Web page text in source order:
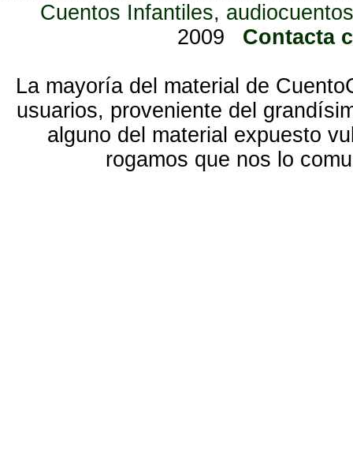
Cuentos Infantiles,
2009
Contacta
La mayoría del material de
usuarios, proveniente del
alguno del material expuesto
rogamos que nos lo